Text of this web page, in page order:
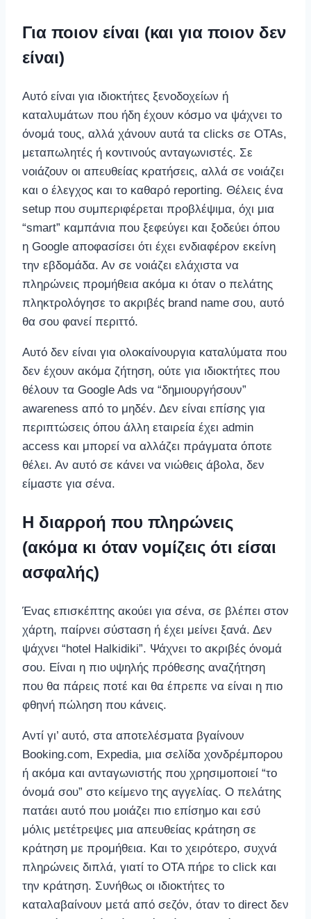
Για ποιον είναι (και για ποιον δεν
είναι)
Αυτό είναι για ιδιοκτήτες ξενοδοχείων ή
καταλυμάτων που ήδη έχουν κόσμο να ψάχνει το
όνομά τους, αλλά χάνουν αυτά τα clicks σε OTAs,
μεταπωλητές ή κοντινούς ανταγωνιστές. Σε
νοιάζουν οι απευθείας κρατήσεις, αλλά σε νοιάζει
και ο έλεγχος και το καθαρό reporting. Θέλεις ένα
setup που συμπεριφέρεται προβλέψιμα, όχι μια
“smart” καμπάνια που ξεφεύγει και ξοδεύει όπου
η Google αποφασίσει ότι έχει ενδιαφέρον εκείνη
την εβδομάδα. Αν σε νοιάζει ελάχιστα να
πληρώνεις προμήθεια ακόμα κι όταν ο πελάτης
πληκτρολόγησε το ακριβές brand name σου, αυτό
θα σου φανεί περιττό.
Αυτό δεν είναι για ολοκαίνουργια καταλύματα που
δεν έχουν ακόμα ζήτηση, ούτε για ιδιοκτήτες που
θέλουν τα Google Ads να “δημιουργήσουν”
awareness από το μηδέν. Δεν είναι επίσης για
περιπτώσεις όπου άλλη εταιρεία έχει admin
access και μπορεί να αλλάζει πράγματα όποτε
θέλει. Αν αυτό σε κάνει να νιώθεις άβολα, δεν
είμαστε για σένα.
Η διαρροή που πληρώνεις
(ακόμα κι όταν νομίζεις ότι είσαι
ασφαλής)
Ένας επισκέπτης ακούει για σένα, σε βλέπει στον
χάρτη, παίρνει σύσταση ή έχει μείνει ξανά. Δεν
ψάχνει “hotel Halkidiki”. Ψάχνει το ακριβές όνομά
σου. Είναι η πιο υψηλής πρόθεσης αναζήτηση
που θα πάρεις ποτέ και θα έπρεπε να είναι η πιο
φθηνή πώληση που κάνεις.
Αντί γι’ αυτό, στα αποτελέσματα βγαίνουν
Booking.com, Expedia, μια σελίδα χονδρέμπορου
ή ακόμα και ανταγωνιστής που χρησιμοποιεί “το
όνομά σου” στο κείμενο της αγγελίας. Ο πελάτης
πατάει αυτό που μοιάζει πιο επίσημο και εσύ
μόλις μετέτρεψες μια απευθείας κράτηση σε
κράτηση με προμήθεια. Και το χειρότερο, συχνά
πληρώνεις διπλά, γιατί το OTA πήρε το click και
την κράτηση. Συνήθως οι ιδιοκτήτες το
καταλαβαίνουν μετά από σεζόν, όταν το direct δεν